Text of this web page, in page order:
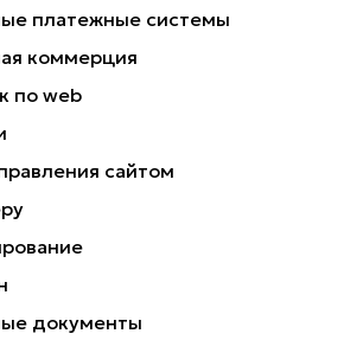
платежные системы
коммерция
по web
сайтом
документы